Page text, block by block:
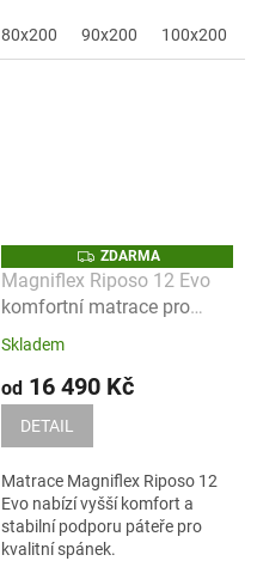
120x200 140x200 160x200
80x200
90x200 100x200
Z
D
A
R
ZDARMA
Magniflex Riposo 12 Evo
komfortní matrace pro
zdravý spánek
Skladem
od 16 490 Kč
DETAIL
Matrace Magniflex Riposo 12
Evo nabízí vyšší komfort a
stabilní podporu páteře pro
kvalitní spánek.